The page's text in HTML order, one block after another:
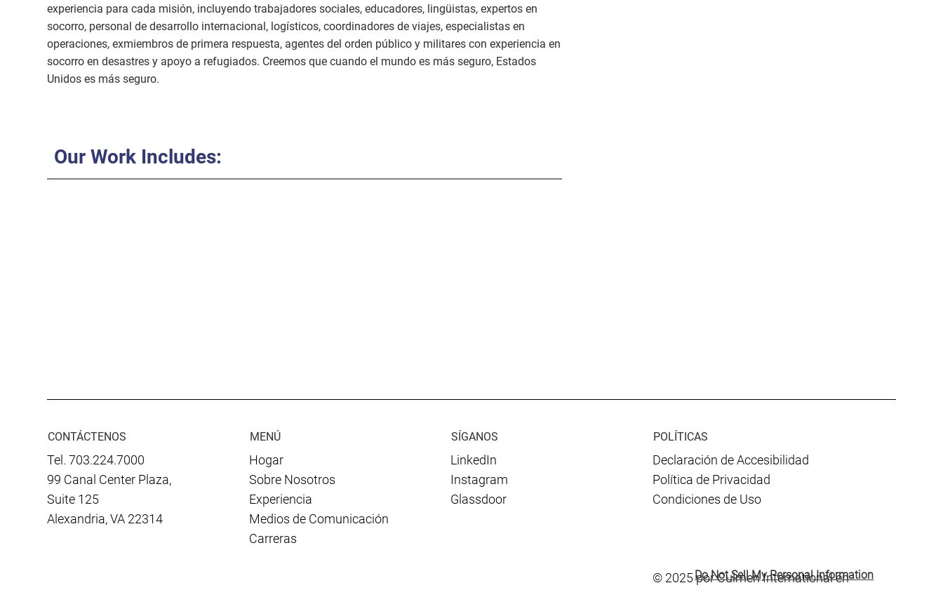
experiencia para cada misión, incluyendo trabajadores sociales, educadores, lingüistas, expertos en
socorro, personal de desarrollo internacional, logísticos, coordinadores de viajes, especialistas en
operaciones, exmiembros de primera respuesta, agentes del orden público y militares con experiencia en
socorro en desastres y apoyo a refugiados. Creemos que cuando el mundo es más seguro, Estados
Unidos es más seguro.
Our Work Includes:
CONTÁCTENOS
Tel. 703.224.7000
99 Canal Center Plaza,
Suite 125
Alexandria, VA 22314
MENÚ
Hogar
Sobre Nosotros
Experiencia
Medios de Comunicación
Carreras
SÍGANOS
LinkedIn
Instagram
Glassdoor
POLÍTICAS
Declaración de Accesibilidad
Política de Privacidad
Condiciones de Uso
© 2025 por Culmen International en
Do Not Sell My Personal Information